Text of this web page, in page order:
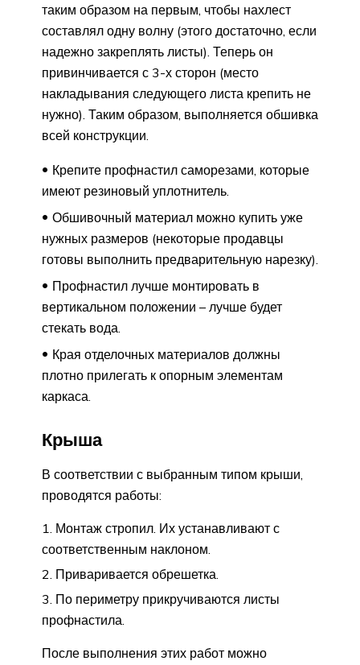
таким образом на первым, чтобы нахлест
составлял одну волну (этого достаточно, если
надежно закреплять листы). Теперь он
привинчивается с 3-х сторон (место
накладывания следующего листа крепить не
нужно). Таким образом, выполняется обшивка
всей конструкции.
Крепите профнастил саморезами, которые
имеют резиновый уплотнитель.
Обшивочный материал можно купить уже
нужных размеров (некоторые продавцы
готовы выполнить предварительную нарезку).
Профнастил лучше монтировать в
вертикальном положении – лучше будет
стекать вода.
Края отделочных материалов должны
плотно прилегать к опорным элементам
каркаса.
Крыша
В соответствии с выбранным типом крыши,
проводятся работы:
Монтаж стропил. Их устанавливают с
соответственным наклоном.
Приваривается обрешетка.
По периметру прикручиваются листы
профнастила.
После выполнения этих работ можно